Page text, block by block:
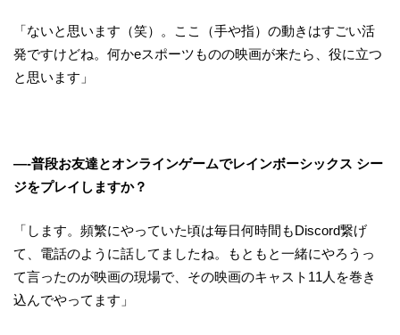
「ないと思います（笑）。ここ（手や指）の動きはすごい活
発ですけどね。何かeスポーツものの映画が来たら、役に立つ
と思います」
—-普段お友達とオンラインゲームでレインボーシックス シー
ジをプレイしますか？
「します。頻繁にやっていた頃は毎日何時間もDiscord繋げ
て、電話のように話してましたね。もともと一緒にやろうっ
て言ったのが映画の現場で、その映画のキャスト11人を巻き
込んでやってます」